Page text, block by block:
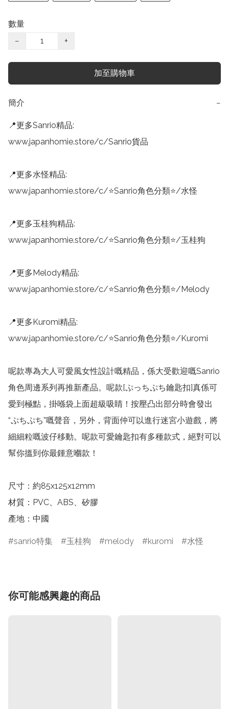
數量
−
+
加至購物車
簡介 −
📍更多Sanrio精品:
www.japanhomie.store/c/Sanrio貨品
📍更多水怪精品:
www.japanhomie.store/c/⭐Sanrio角色分類⭐/水怪
📍更多玉桂狗精品:
www.japanhomie.store/c/⭐Sanrio角色分類⭐/玉桂狗
📍更多Melody精品:
www.japanhomie.store/c/⭐Sanrio角色分類⭐/Melody
📍更多Kuromi精品:
www.japanhomie.store/c/⭐Sanrio角色分類⭐/Kuromi
呢款專為大人可愛風女性設計嘅精品，係大受歡迎嘅Sanrio
角色周邊系列再推新產品。呢款[ぷっちぷち鑰匙扣]真係可
愛到極點，掛喺袋上面超級吸睛！按壓凸出部分時會發出
“ぷちぷち”嘅聲音，另外，背面仲可以進行迷宮小遊戲，將
細細粒嘅波仔移動。呢款可愛鑰匙扣有多種款式，絕對可以
幫你搵到你最鍾意嗰款！
尺寸：約85x125x12mm
材質：PVC、ABS、矽膠
產地：中國
sanrio特集 玉桂狗 melody kuromi 水怪
你可能感興趣的商品